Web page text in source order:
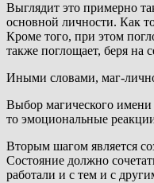
Выглядит это примерно
основной личности. Как
Кроме того, при этом
также поглощает, беря на
Иными словами, маг-
Выбор магического
то эмоциональные
Вторым шагом является
Состояние должно
работали и с тем и с